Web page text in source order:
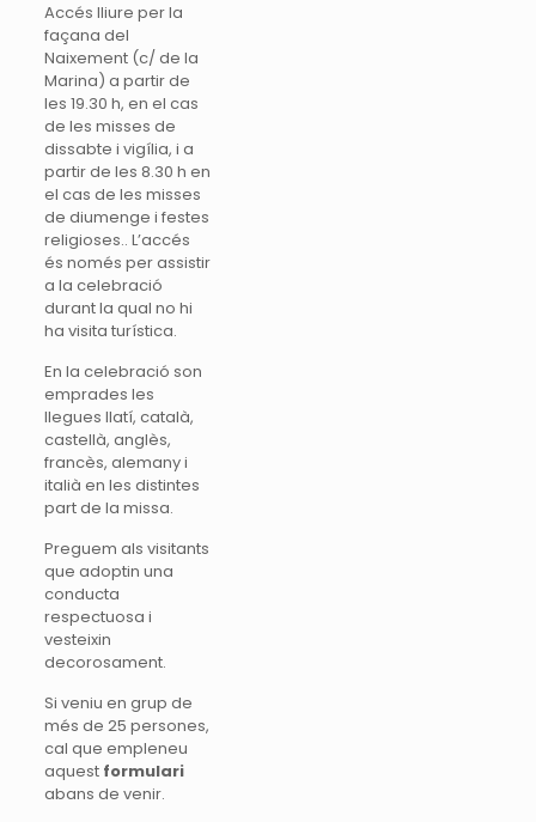
Accés lliure per la
façana del
Naixement (c/ de la
Marina) a partir de
les 19.30 h, en el cas
de les misses de
dissabte i vigília, i a
partir de les 8.30 h en
el cas de les misses
de diumenge i festes
religioses.. L’accés
és només per assistir
a la celebració
durant la qual no hi
ha visita turística.
En la celebració son
emprades les
llegues llatí, català,
castellà, anglès,
francès, alemany i
italià en les distintes
part de la missa.
Preguem als visitants
que adoptin una
conducta
respectuosa i
vesteixin
decorosament.
Si veniu en grup de
més de 25 persones,
cal que empleneu
aquest formulari
abans de venir.